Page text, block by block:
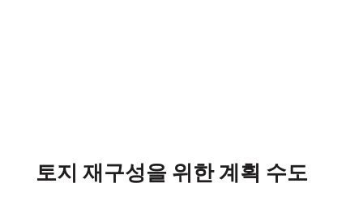
토지 재구성을 위한 계획 수도